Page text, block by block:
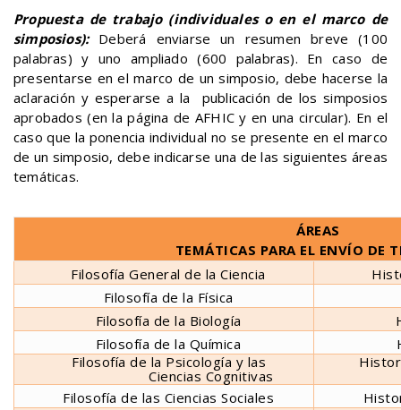
Propuesta de trabajo (individuales o en el marco de
simposios): Deberá enviarse un resumen breve (100
palabras) y uno ampliado (600 palabras). En caso de
presentarse en el marco de un simposio, debe hacerse la
aclaración y esperarse a la publicación de los simposios
aprobados(en la página de AFHIC y en una circular). En el
caso que la ponencia individual no se presente en el marco
de un simposio, debe indicarse una de las siguientes áreas
temáticas.
ÁREAS
TEMÁTICAS PARA EL ENVÍO DE
Filosofía General de la Ciencia
Filosofía de la Física
Filosofía de la Biología
Filosofía de la Química
Filosofía de la Psicología y las
Ciencias Cognitivas
Filosofía de las Ciencias Sociales